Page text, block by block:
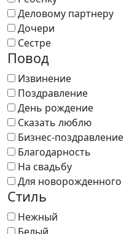
Деловому партнеру
Дочери
Сестре
Повод
Извинение
Поздравление
День рождение
Сказать люблю
Бизнес-поздравление
Благодарность
На свадьбу
Для новорожденного
Стиль
Нежный